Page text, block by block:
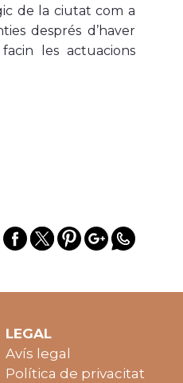
de la ciutat com a
després d’haver
les actuacions
LEGAL
Avís legal
Política de privacitat